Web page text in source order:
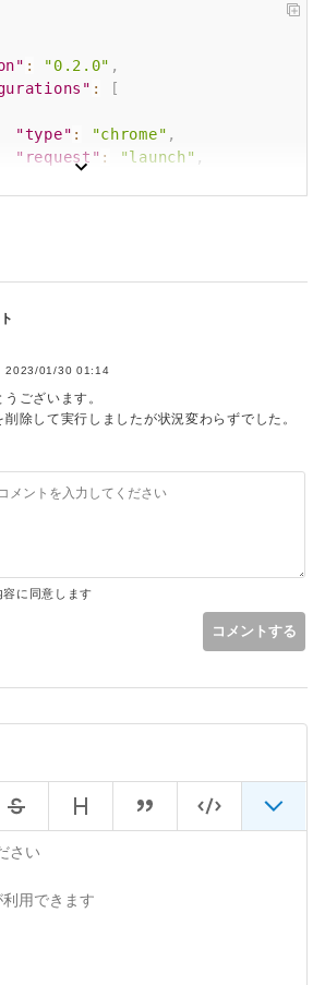
: "0.2.0" ,
:
[
"type" : "chrome" ,
"request" : "launch" ,
2023/01/30 01:14
ございます。
除して実行しましたが状況変わらずでした。
れるエラーにも変化なし。）
はlaunch.jsonのテンプレートとして最初から
容に同意します
コメントする